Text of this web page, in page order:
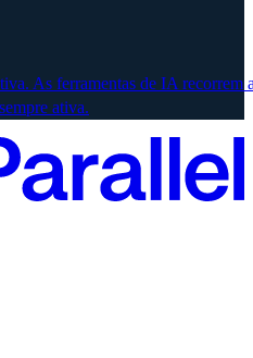
As ferramentas de IA recorrem
ativa.